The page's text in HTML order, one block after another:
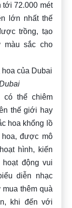
tới 72.000 mét
lớn nhất thế
trồng, tạo
màu sắc cho
có thể chiêm
thế giới hay
hoa khổng lồ
được mô
hình, kiến
động vui
diễn nhạc
mua thêm quà
khi đến với